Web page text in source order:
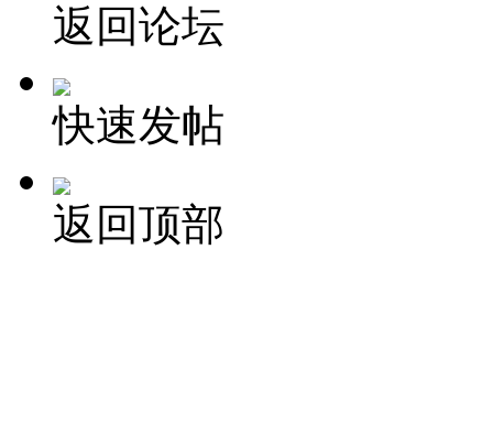
返回论坛
快速发帖
返回顶部